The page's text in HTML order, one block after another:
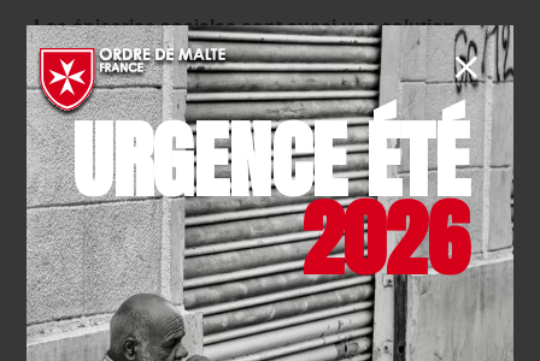
Les épiceries sociales sont aussi une solution
développée par l’Ordre de Malte France pour
permettre aux personnes en situation de pauvreté
de se fournir en produits alimentaires et produits
d’hygiène.
Un projet innovant et solidaire a été lancé par l’Ordre
de Malte afin de faire face aux inégalités et à la
détresse des étudiants et des personnes en difficulté.
DesFood-trucks solidairess’arrêtent dans les
quartiers défavorisés et aux abords des campus
étudiants afin de fournir une aide complète à ceux dans
URGENCE ÉTÉ
2026